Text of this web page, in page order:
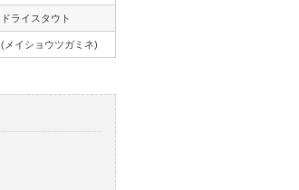
ドライスタウト
(メイショウツガミネ)